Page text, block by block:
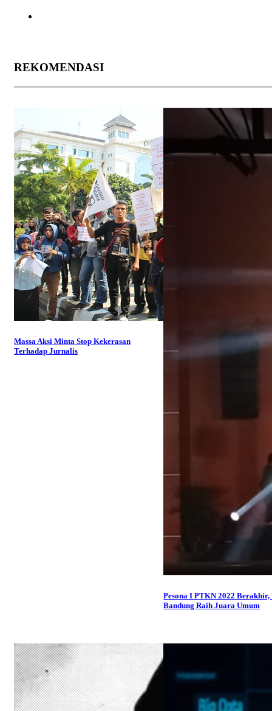
REKOMENDASI
Massa Aksi Minta Stop Kekerasan
Terhadap Jurnalis
Pesona I PTKN 2022 Berakhir,
Bandung Raih Juara Umum